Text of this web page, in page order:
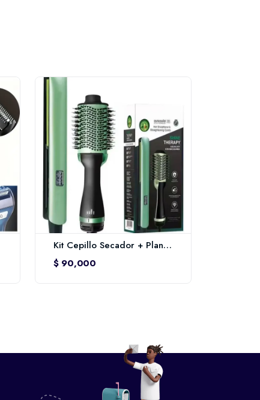
Kit Cepillo Secador + Plancha Aguacate 2 en 1 – Combo Profesional
$ 90,000